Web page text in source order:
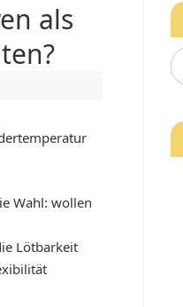
als
Wahl: wollen
Lötbarkeit